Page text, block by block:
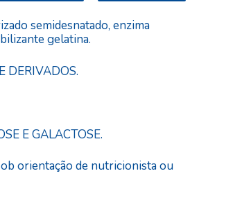
semidesnatado, enzima
gelatina.
DERIVADOS.
E GALACTOSE.
orientação de nutricionista ou